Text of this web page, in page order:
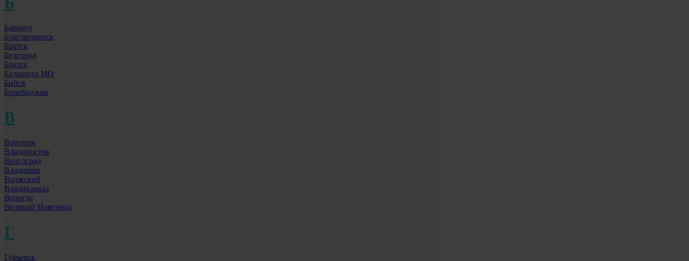
Барнаул
Благовещенск
Братск
Белгород
Братск
Балашиха МО
Бийск
Биробиджан
В
Воронеж
Владивосток
Волгоград
Владимир
Волжский
Владикавказ
Вологда
Великий Новгород
Г
Гурьевск